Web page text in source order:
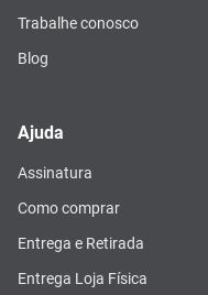
Trabalhe conosco
Blog
Ajuda
Assinatura
Como comprar
Entrega e Retirada
Entrega Loja Física